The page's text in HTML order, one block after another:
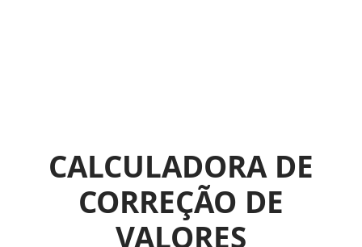
CALCULADORA DE
CORREÇÃO DE
VALORES